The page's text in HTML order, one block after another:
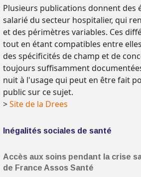
Plusieurs publications donnent des
salarié du secteur hospitalier, qui
et des périmètres variables. Ces
tout en étant compatibles entre
des spécificités de champ et de
toujours suffisamment
nuit à l'usage qui peut en être fait
public sur ce sujet.
>Site de la Drees
Inégalités sociales de santé
Accès aux soins pendant la crise
de France Assos Santé